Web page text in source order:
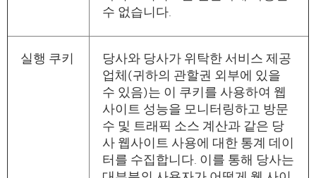
수 없습니다.
실행 쿠키
당사와 당사가 위탁한 서비스 제공
업체(귀하의 관할권 외부에 있을
수 있음)는 이 쿠키를 사용하여 웹
사이트 성능을 모니터링하고 방문
수 및 트래픽 소스 계산과 같은 당
사 웹사이트 사용에 대한 통계 데이
터를 수집합니다. 이를 통해 당사는